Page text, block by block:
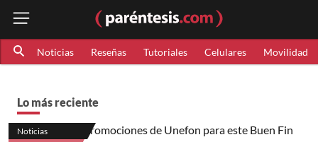
Noticias Reseñas Tutoriales Celulares Movilidad
Lo más reciente
Noticias